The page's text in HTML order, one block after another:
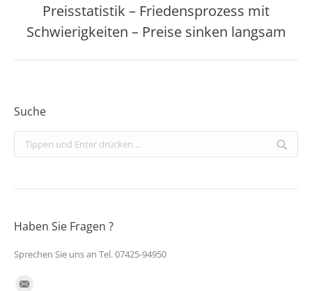
Nächster
Beitrag:
Preisstatistik – Friedensprozess mit
Schwierigkeiten – Preise sinken langsam
Suche
Search:
Haben Sie Fragen ?
Sprechen Sie uns an Tel. 07425-94950
Finden Sie uns auf: